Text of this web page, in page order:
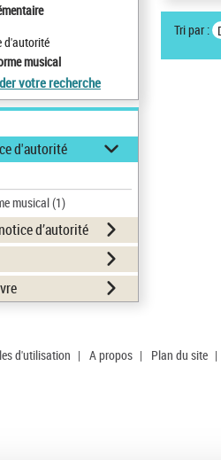
d'autorité
musical
votre recherche
d'autorité
musical(1)
d’autorité
Tri par :
d'utilisation | A propos | Plan du site |